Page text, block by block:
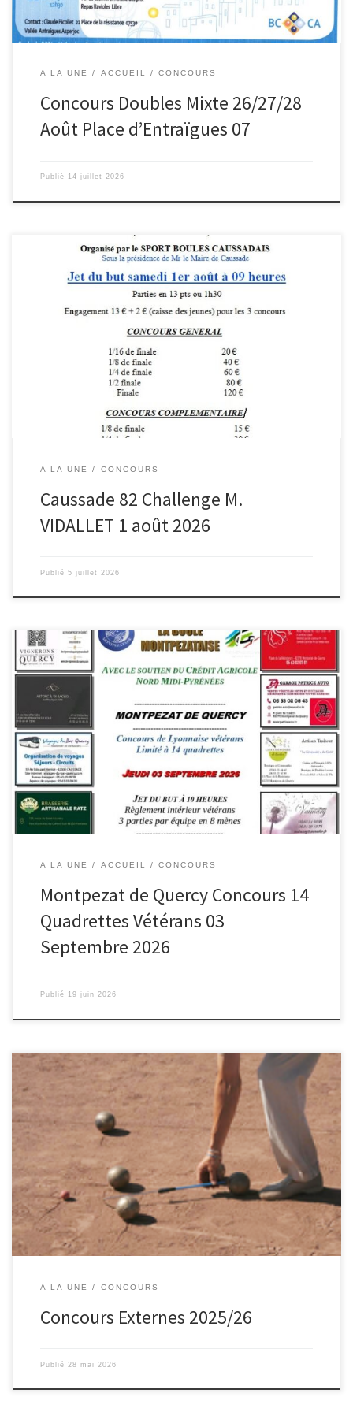
A LA UNE ACCUEIL CONCOURS
Concours Doubles Mixte 26/27/28
Août Place d’Entraïgues 07
Publié 14 juillet 2026
A LA UNE CONCOURS
Caussade 82 Challenge M.
VIDALLET 1 août 2026
Publié 5 juillet 2026
A LA UNE ACCUEIL CONCOURS
Montpezat de Quercy Concours 14
Quadrettes Vétérans 03
Septembre 2026
Publié 19 juin 2026
Voir les concours publiés sur les autres Sites https://12.cbdsb.fr/ –
https://81.cbdsb.fr/ – https://31.cbdsb.fr/ – https://32.cbdsb.fr/
https://09.cbdsb.fr/ – https://46.cbdsb.fr/ – https://65.cbdsb.fr/ –
https://66.cbdsb.fr/
A LA UNE CONCOURS
Concours Externes 2025/26
Publié 28 mai 2026